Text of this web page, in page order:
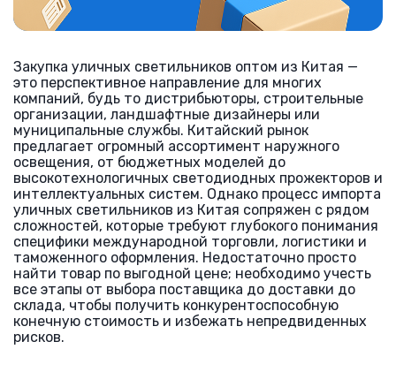
Закупка уличных светильников оптом из Китая —
это перспективное направление для многих
компаний, будь то дистрибьюторы, строительные
организации, ландшафтные дизайнеры или
муниципальные службы. Китайский рынок
предлагает огромный ассортимент наружного
освещения, от бюджетных моделей до
высокотехнологичных светодиодных прожекторов и
интеллектуальных систем. Однако процесс импорта
уличных светильников из Китая сопряжен с рядом
сложностей, которые требуют глубокого понимания
специфики международной торговли, логистики и
таможенного оформления. Недостаточно просто
найти товар по выгодной цене; необходимо учесть
все этапы от выбора поставщика до доставки до
склада, чтобы получить конкурентоспособную
конечную стоимость и избежать непредвиденных
рисков.